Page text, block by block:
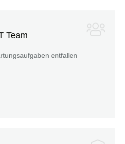
Team
entfallen